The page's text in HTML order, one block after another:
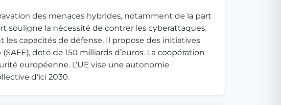
lets citizens explore thousands of EU Parliament votes in a clear
des menaces hybrides, notamment de la part
souligne la nécessité de contrer les cyberattaques,
capacités de défense. Il propose des initiatives
doté de 150 milliards d’euros. La coopération
européenne. L’UE vise une autonomie
d’ici 2030.